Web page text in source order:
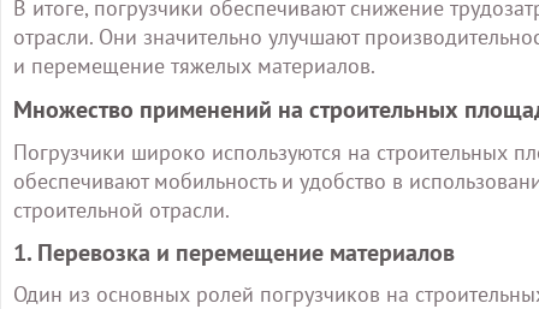
В итоге, погрузчики обеспечивают снижение
отрасли. Они значительно улучшают
и перемещение тяжелых материалов.
Множество применений на строительных
Погрузчики широко используются на строительных
обеспечивают мобильность и удобство в
строительной отрасли.
1. Перевозка и перемещение материалов
Один из основных ролей погрузчиков на